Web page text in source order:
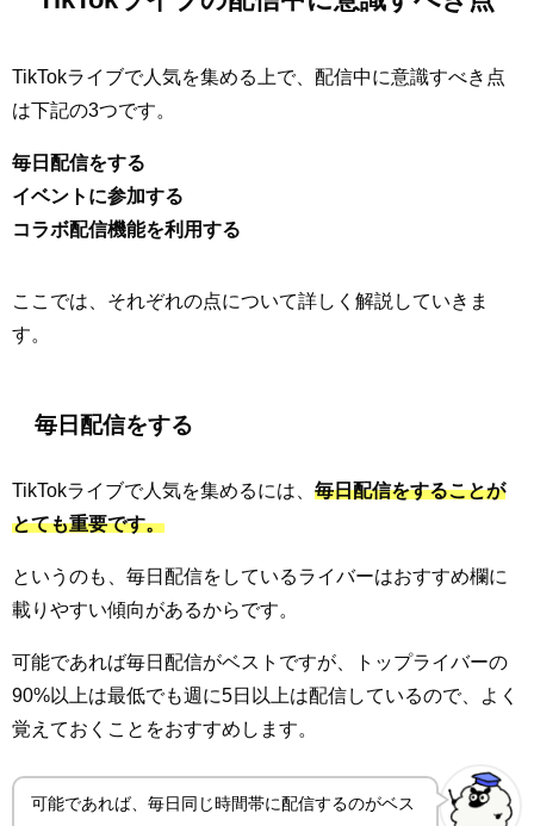
TikTokライブで人気を集める上で、配信中に意識すべき点
は下記の3つです。
毎日配信をする
イベントに参加する
コラボ配信機能を利用する
ここでは、それぞれの点について詳しく解説していきま
す。
毎日配信をする
TikTokライブで人気を集めるには、 毎日配信をすることが
とても重要です。
というのも、毎日配信をしているライバーはおすすめ欄に
載りやすい傾向があるからです。
可能であれば毎日配信がベストですが、トップライバーの
90%以上は最低でも週に5日以上は配信しているので、よく
覚えておくことをおすすめします。
可能であれば、毎日同じ時間帯に配信するのがベス